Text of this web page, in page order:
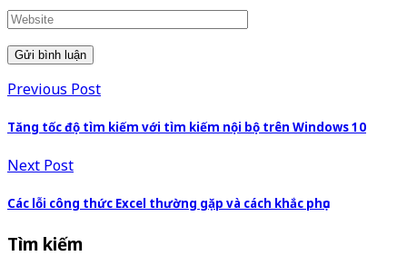
Previous Post
Tăng tốc độ tìm kiếm với tìm kiếm nội bộ trên Windows 10
Next Post
Các lỗi công thức Excel thường gặp và cách khắc phục
Tìm kiếm